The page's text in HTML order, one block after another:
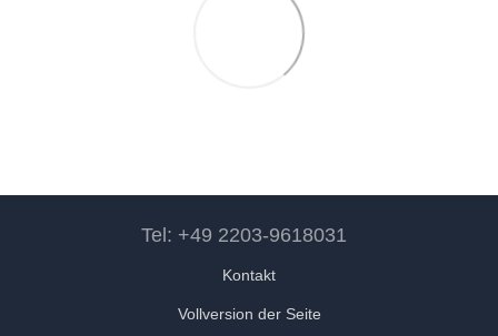
Tel: +49 2203-9618031
Kontakt
Vollversion der Seite